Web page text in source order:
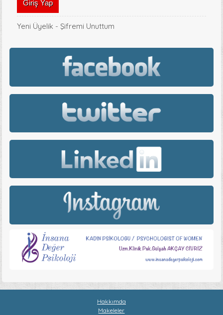
Yeni Üyelik -Şifremi Unuttum
Hakkımda
Makeleler